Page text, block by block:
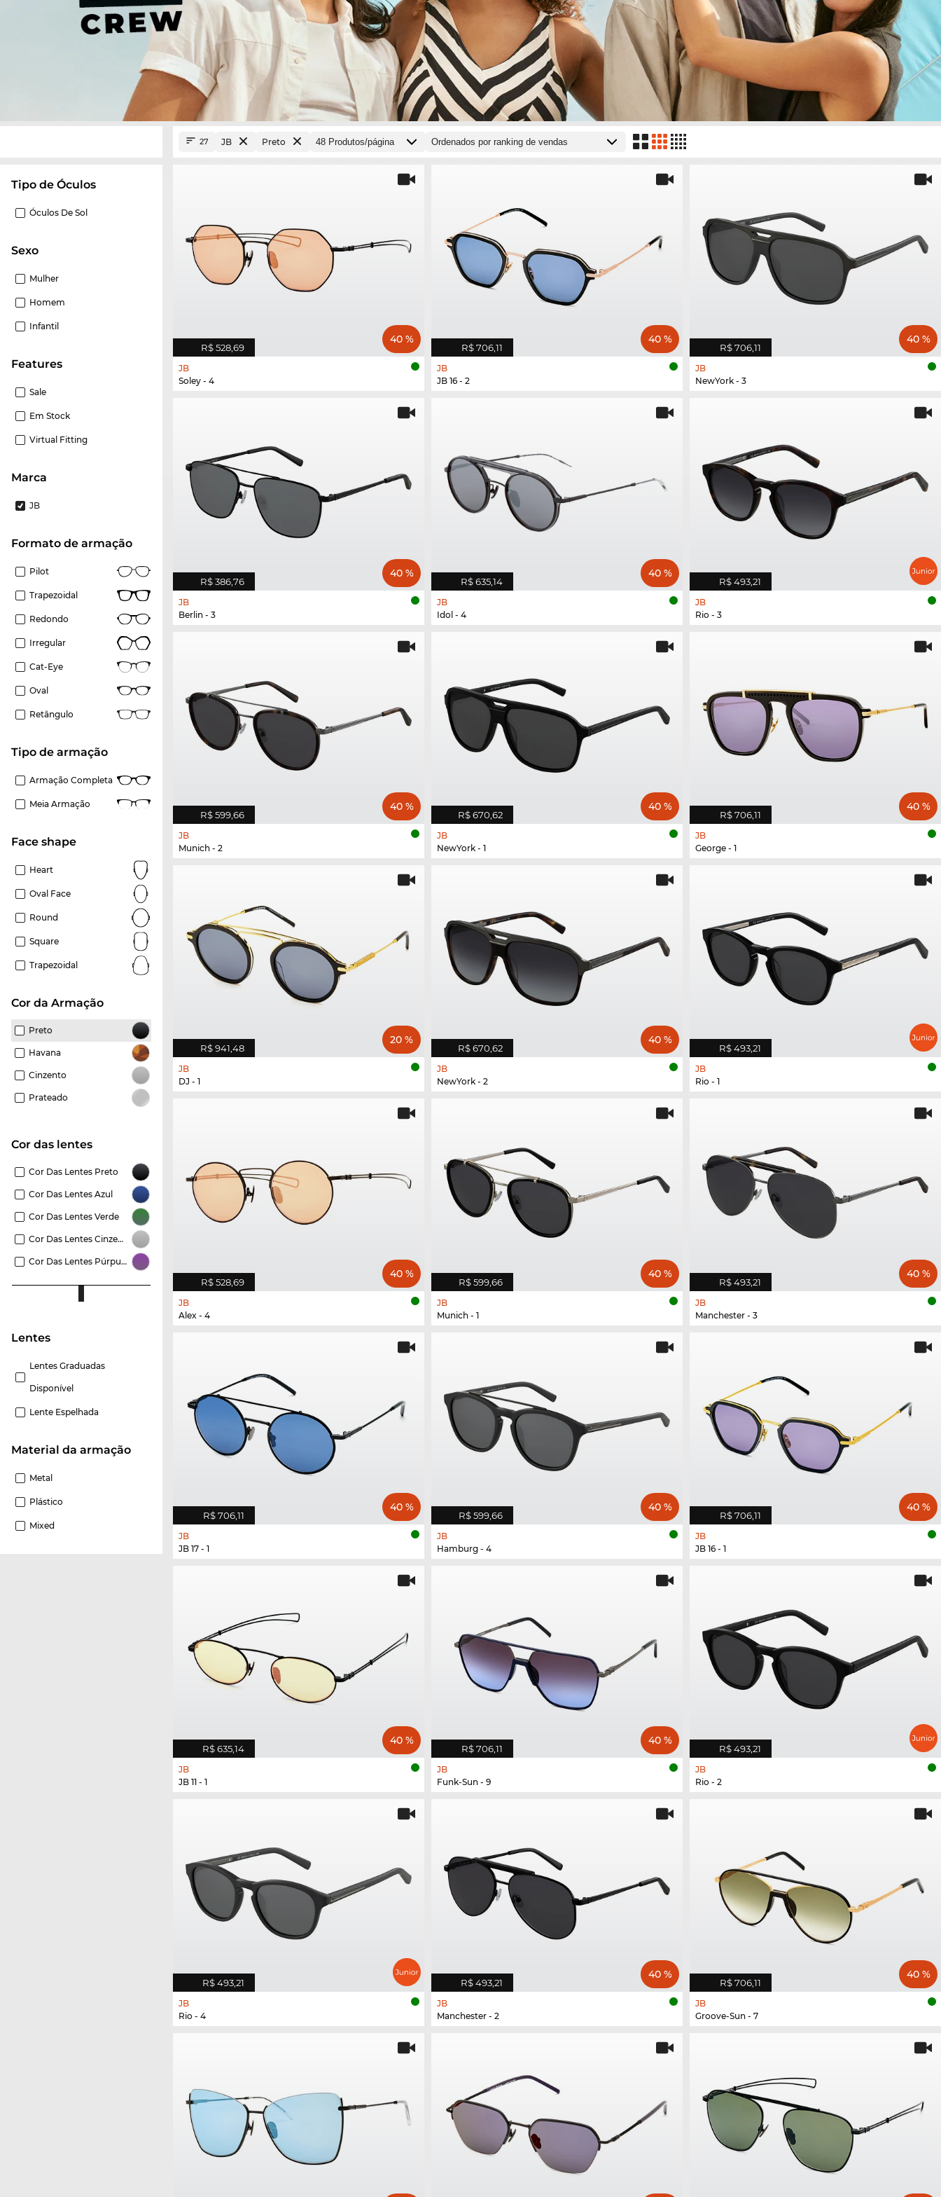
Tipo de Óculos
Óculos De Sol
Sexo
Mulher
Homem
Infantil
Features
Sale
Em Stock
Virtual Fitting
Marca
JB
Formato de armação
Pilot
Trapezoidal
Redondo
Irregular
Cat-Eye
Oval
Retângulo
Tipo de armação
Armação Completa
Meia Armação
Face shape
Heart
Oval Face
Round
Square
Trapezoidal
Cor da Armação
Preto
Havana
Cinzento
Prateado
Cor das lentes
Cor Das Lentes Preto
Cor Das Lentes Azul
Cor Das Lentes Verde
Cor Das Lentes Cinzento
Cor Das Lentes Púrpura
Lentes
Lentes Graduadas
Disponível
Lente Espelhada
material da armação
Metal
Plástico
Mixed
27 JB Preto
R$ 528,69
40 %
JB
Soley - 4
R$ 706,11
40 %
JB
JB 16 - 2
R$ 706,11
40 %
JB
NewYork - 3
R$ 386,76
40 %
JB
Berlin - 3
R$ 635,14
40 %
JB
Idol - 4
R$ 493,21
JB
Rio - 3
R$ 599,66
40 %
JB
Munich - 2
R$ 670,62
40 %
JB
NewYork - 1
R$ 706,11
40 %
JB
George - 1
R$ 941,48
20 %
JB
DJ - 1
R$ 670,62
40 %
JB
NewYork - 2
R$ 493,21
JB
Rio - 1
R$ 528,69
40 %
JB
Alex - 4
R$ 599,66
40 %
JB
Munich - 1
R$ 493,21
40 %
JB
Manchester - 3
R$ 706,11
40 %
JB
JB 17 - 1
R$ 599,66
40 %
JB
Hamburg - 4
R$ 706,11
40 %
JB
JB 16 - 1
R$ 635,14
40 %
JB
JB 11 - 1
R$ 706,11
40 %
JB
Funk-Sun - 9
R$ 493,21
JB
Rio - 2
R$ 493,21
JB
Rio - 4
R$ 493,21
40 %
JB
Manchester - 2
R$ 706,11
40 %
JB
Groove-Sun - 7